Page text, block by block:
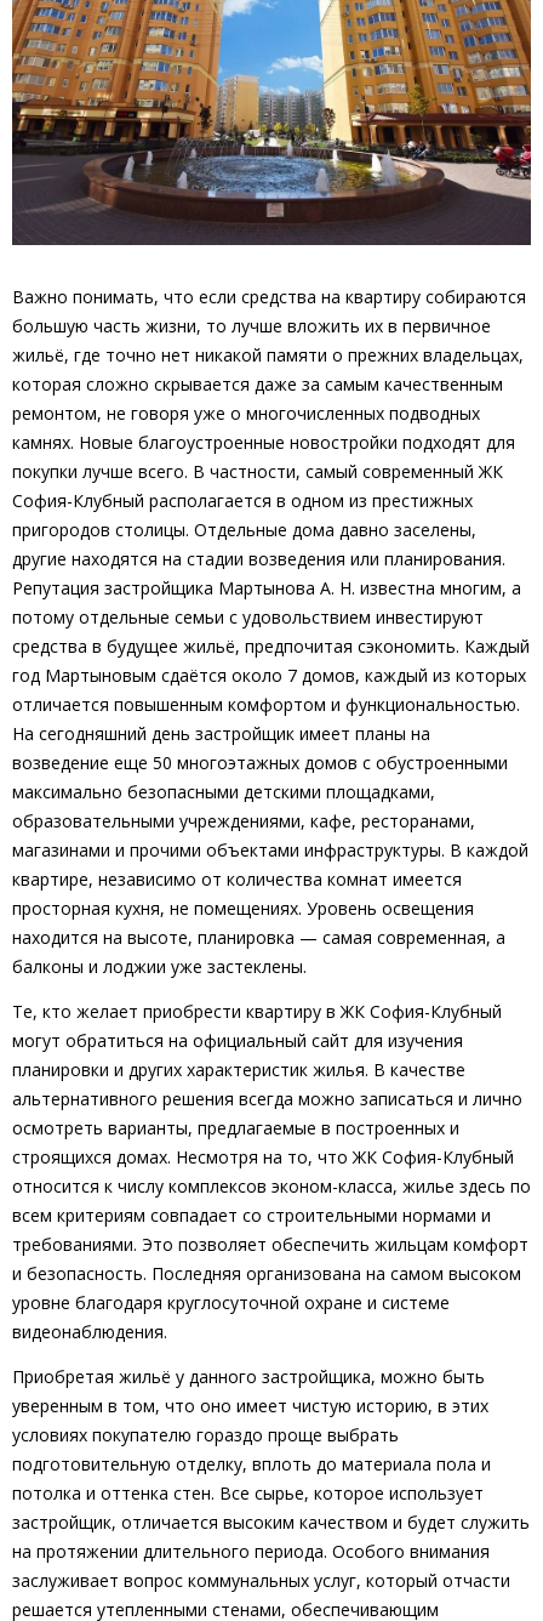
Важно понимать, что если средства на квартиру собираются
большую часть жизни, то лучше вложить их в первичное
жильё, где точно нет никакой памяти о прежних владельцах,
которая сложно скрывается даже за самым качественным
ремонтом, не говоря уже о многочисленных подводных
камнях. Новые благоустроенные новостройки подходят для
покупки лучше всего. В частности, самый современный ЖК
София-Клубный располагается в одном из престижных
пригородов столицы. Отдельные дома давно заселены,
другие находятся на стадии возведения или планирования.
Репутация застройщика Мартынова А. Н. известна многим, а
потому отдельные семьи с удовольствием инвестируют
средства в будущее жильё, предпочитая сэкономить. Каждый
год Мартыновым сдаётся около 7 домов, каждый из которых
отличается повышенным комфортом и функциональностью.
На сегодняшний день застройщик имеет планы на
возведение еще 50 многоэтажных домов с обустроенными
максимально безопасными детскими площадками,
образовательными учреждениями, кафе, ресторанами,
магазинами и прочими объектами инфраструктуры. В каждой
квартире, независимо от количества комнат имеется
просторная кухня, не помещениях. Уровень освещения
находится на высоте, планировка — самая современная, а
балконы и лоджии уже застеклены.
Те, кто желает приобрести квартиру в ЖК София-Клубный
могут обратиться на официальный сайт для изучения
планировки и других характеристик жилья. В качестве
альтернативного решения всегда можно записаться и лично
осмотреть варианты, предлагаемые в построенных и
строящихся домах. Несмотря на то, что ЖК София-Клубный
относится к числу комплексов эконом-класса, жилье здесь по
всем критериям совпадает со строительными нормами и
требованиями. Это позволяет обеспечить жильцам комфорт
и безопасность. Последняя организована на самом высоком
уровне благодаря круглосуточной охране и системе
видеонаблюдения.
Приобретая жильё у данного застройщика, можно быть
уверенным в том, что оно имеет чистую историю, в этих
условиях покупателю гораздо проще выбрать
подготовительную отделку, вплоть до материала пола и
потолка и оттенка стен. Все сырье, которое использует
застройщик, отличается высоким качеством и будет служить
на протяжении длительного периода. Особого внимания
заслуживает вопрос коммунальных услуг, который отчасти
решается утепленными стенами, обеспечивающим